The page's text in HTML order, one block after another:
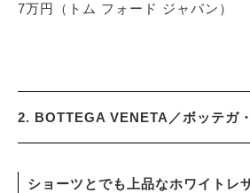
7万円（トム フォード ジャパン）
2. BOTTEGA VENETA／ボッテガ
ショーツとでも上品なホワイトレ